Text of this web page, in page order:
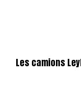
Les camions